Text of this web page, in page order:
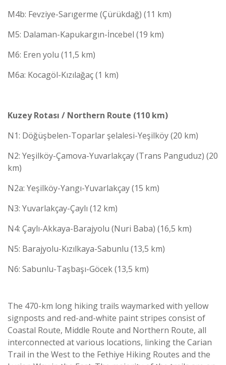
M4b: Fevziye-Sarıgerme (Çürükdağ) (11 km)
M5: Dalaman-Kapukargın-İncebel (19 km)
M6: Eren yolu (11,5 km)
M6a: Kocagöl-Kızılağaç (1 km)
Kuzey Rotası / Northern Route (110 km)
N1: Döğüşbelen-Toparlar şelalesi-Yeşilköy (20 km)
N2: Yeşilköy-Çamova-Yuvarlakçay (Trans Panguduz) (20
km)
N2a: Yeşilköy-Yangı-Yuvarlakçay (15 km)
N3: Yuvarlakçay-Çaylı (12 km)
N4: Çaylı-Akkaya-Barajyolu (Nuri Baba) (16,5 km)
N5: Barajyolu-Kızılkaya-Sabunlu (13,5 km)
N6: Sabunlu-Taşbaşı-Göcek (13,5 km)
The 470-km long hiking trails waymarked with yellow
signposts and red-and-white paint stripes consist of
Coastal Route, Middle Route and Northern Route, all
interconnected at various locations, linking the Carian
Trail in the West to the Fethiye Hiking Routes and the